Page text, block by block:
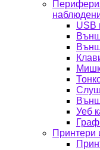
USB
Уеб
Принтери